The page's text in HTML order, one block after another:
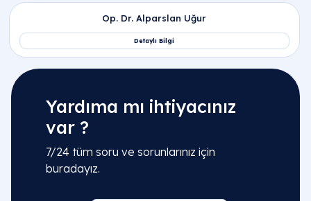
Yardıma mı ihtiyacınız
var ?
7/24 tüm soru ve sorunlarınız için
buradayız.